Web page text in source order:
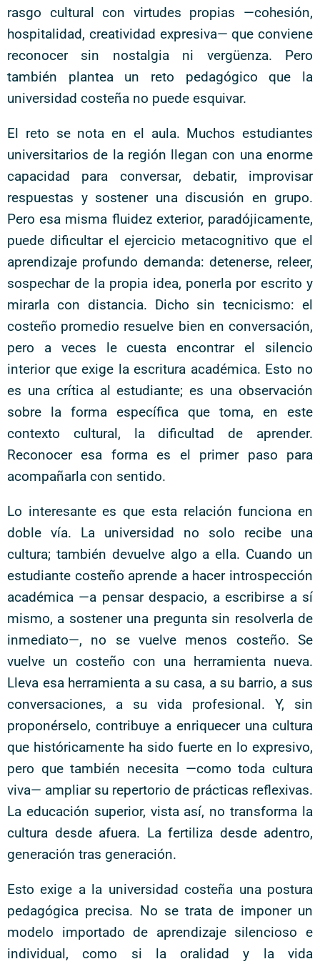
rasgo cultural con virtudes propias —cohesión,
hospitalidad, creatividad expresiva— que conviene
reconocer sin nostalgia ni vergüenza. Pero
también plantea un reto pedagógico que la
universidad costeña no puede esquivar.
El reto se nota en el aula. Muchos estudiantes
universitarios de la región llegan con una enorme
capacidad para conversar, debatir, improvisar
respuestas y sostener una discusión en grupo.
Pero esa misma fluidez exterior, paradójicamente,
puede dificultar el ejercicio metacognitivo que el
aprendizaje profundo demanda: detenerse, releer,
sospechar de la propia idea, ponerla por escrito y
mirarla con distancia. Dicho sin tecnicismo: el
costeño promedio resuelve bien en conversación,
pero a veces le cuesta encontrar el silencio
interior que exige la escritura académica. Esto no
es una crítica al estudiante; es una observación
sobre la forma específica que toma, en este
contexto cultural, la dificultad de aprender.
Reconocer esa forma es el primer paso para
acompañarla con sentido.
Lo interesante es que esta relación funciona en
doble vía. La universidad no solo recibe una
cultura; también devuelve algo a ella. Cuando un
estudiante costeño aprende a hacer introspección
académica —a pensar despacio, a escribirse a sí
mismo, a sostener una pregunta sin resolverla de
inmediato—, no se vuelve menos costeño. Se
vuelve un costeño con una herramienta nueva.
Lleva esa herramienta a su casa, a su barrio, a sus
conversaciones, a su vida profesional. Y, sin
proponérselo, contribuye a enriquecer una cultura
que históricamente ha sido fuerte en lo expresivo,
pero que también necesita —como toda cultura
viva— ampliar su repertorio de prácticas reflexivas.
La educación superior, vista así, no transforma la
cultura desde afuera. La fertiliza desde adentro,
generación tras generación.
Esto exige a la universidad costeña una postura
pedagógica precisa. No se trata de imponer un
modelo importado de aprendizaje silencioso e
individual, como si la oralidad y la vida